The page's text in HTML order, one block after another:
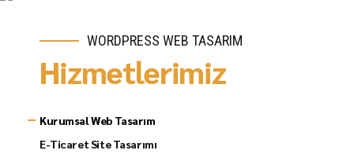
WORDPRESS WEB TASARIM
Hizmetlerimiz
Kurumsal Web Tasarım
E-Ticaret Site Tasarımı